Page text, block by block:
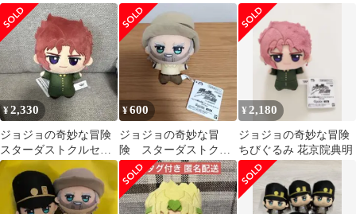
セイダース ちびぐる
み 花京院典明
¥2,330
ジョジョの奇妙な冒険
スターダストクルセイ
ダース ちびぐるみ 花
京院典明
¥600
ジョジョの奇妙な冒
険 スターダストクル
セイダース ちびぐる
み ジョセフ
¥ 2,180
ジョジョの奇妙な冒険
ちびぐるみ 花京院典明